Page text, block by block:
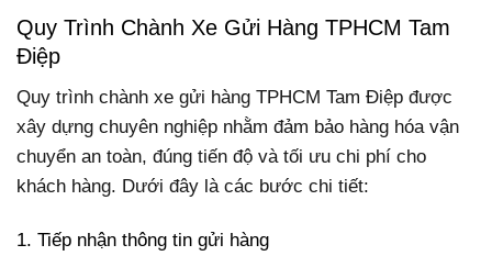
Quy Trình Chành Xe Gửi Hàng TPHCM Tam
Điệp
Quy trình chành xe gửi hàng TPHCM Tam Điệp được
xây dựng chuyên nghiệp nhằm đảm bảo hàng hóa vận
chuyển an toàn, đúng tiến độ và tối ưu chi phí cho
khách hàng. Dưới đây là các bước chi tiết:
1. Tiếp nhận thông tin gửi hàng